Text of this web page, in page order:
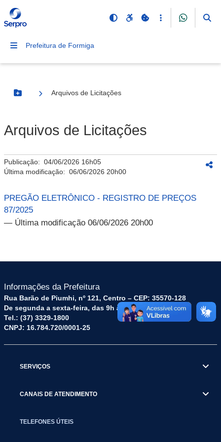
Prefeitura de Formiga
Botão Menu
Arquivos de Licitações
Arquivos de Licitações
Publicação: 04/06/2026 16h05
Última modificação: 06/06/2026 20h00
PREGÃO ELETRÔNICO - REGISTRO DE PREÇOS
87/2025
— Última modificação 06/06/2026 20h00
Informações da Prefeitura
Rua Barão de Piumhi, nº 121, Centro – CEP: 35570-128
De segunda a sexta-feira, das 9h às 16h
Tel.: (37) 3329-1800
CNPJ: 16.784.720/0001-25
SERVIÇOS
CANAIS DE ATENDIMENTO
TELEFONES ÚTEIS